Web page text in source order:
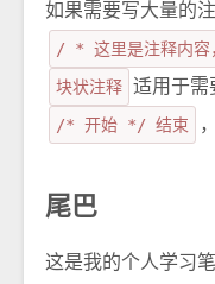
如果需要写大量的
/ * 这里是注释内容
块状注释 适用于需
/* 开始 */ 结束
尾巴
这是我的个人学习